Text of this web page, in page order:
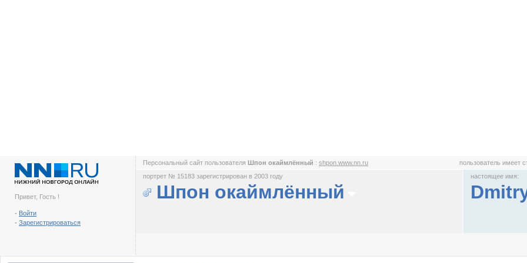
Привет, Гость !
- Войти
- Зарегистрироваться
Персональный сайт пользователя Шпон окаймлённый : shpon.www.nn.ru пользователь имеет
портрет № 15183 зарегистрирован в 2003 году
Шпон окаймлённый
настоящее имя: